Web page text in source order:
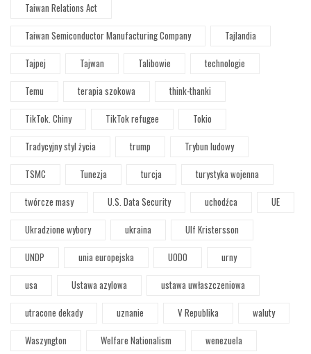
Taiwan Relations Act
Taiwan Semiconductor Manufacturing Company
Tajlandia
Tajpej
Tajwan Talibowie
technologie
Temu
terapia szokowa
think-thanki
TikTok. Chiny
TikTok refugee
Tokio
Tradycyjny styl życia
trump
Trybun ludowy
TSMC
Tunezja turcja
turystyka wojenna
twórcze masy
U.S. Data Security uchodźca
UE
Ukradzione wybory
ukraina
Ulf Kristersson
UNDP
unia europejska UODO
urny
usa
Ustawa azylowa
ustawa uwłaszczeniowa
utracone dekady
uznanie V Republika
waluty
Waszyngton
Welfare Nationalism
wenezuela